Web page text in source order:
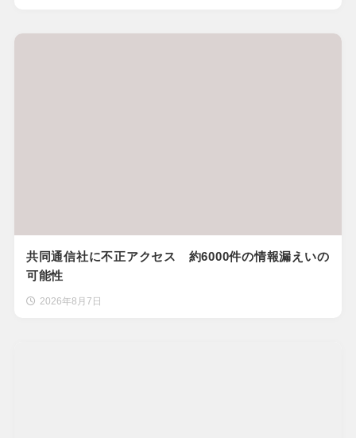
共同通信社に不正アクセス 約6000件の情報漏えいの
可能性
2026年8月7日